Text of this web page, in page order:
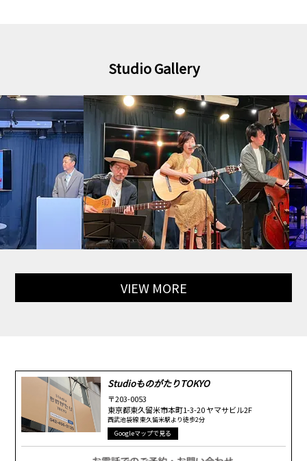
Studio Gallery
VIEW MORE
StudioものがたりTOKYO
〒203-0053
東京都東久留米市本町1-3-20 ヤマサビル2F
西武池袋線 東久留米駅より徒歩2分
Googleマップで見る